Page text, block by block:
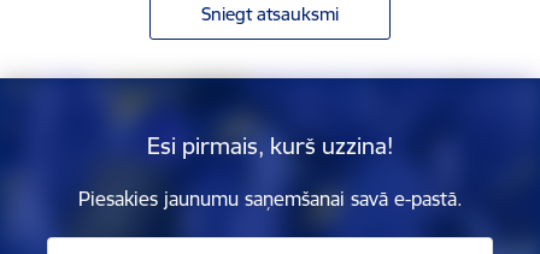
Sniegt atsauksmi
Esi pirmais, kurš uzzina!
Piesakies jaunumu saņemšanai savā e-pastā.